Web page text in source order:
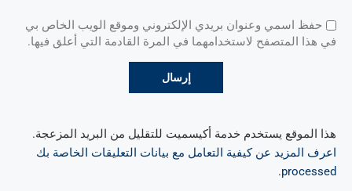
حفظ اسمي وعنوان بريدي الإلكتروني وموقع الويب الخاص بي
في هذا المتصفح لاستخدامهما في المرة القادمة التي أعلق فيها.
هذا الموقع يستخدم خدمة أكيسميت للتقليل من البريد المزعجة.
اعرف المزيد عن كيفية التعامل مع بيانات التعليقات الخاصة بك
processed
.